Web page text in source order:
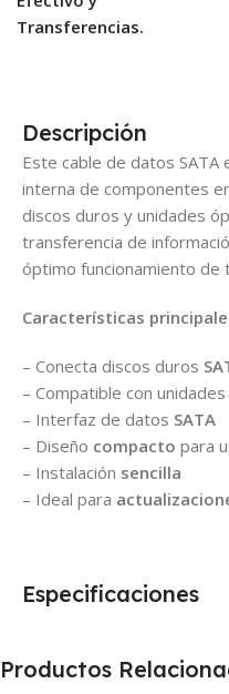
Transferencias.
Descripción
Este cable de datos SATA
interna de componentes
discos duros y unidades
transferencia de
óptimo funcionamiento de
Características
– Conecta discos duros
– Compatible con unidades
– Interfaz de datos SATA
– Diseño compacto para
– Instalación sencilla
– Ideal para
Especificaciones
Productos